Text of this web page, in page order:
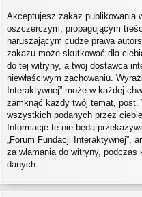
Akceptujesz zakaz publikowania
oszczerczym, propagującym
naruszającym cudze prawa
zakazu może skutkować dla
do tej witryny, a twój dostawca
niewłaściwym zachowaniu.
Interaktywnej” może w każdej
zamknąć każdy twój temat,
wszystkich podanych przez
Informacje te nie będą
„Forum Fundacji Interaktywnej”,
za włamania do witryny,
danych.